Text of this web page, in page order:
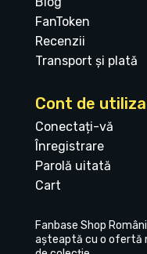
FanToken
Recenzii
Transport și plată
Cont de
Conectați-vă
Înregistrare
Parolă uitată
Cart
Fanbase Shop
așteaptă cu o ofertă